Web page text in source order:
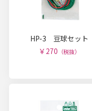
HP-3 豆球セット
￥270 （税抜）